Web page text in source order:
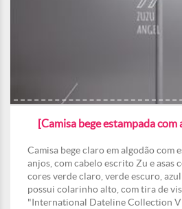
[Camisa bege estampada com
Camisa bege claro em algodão com
anjos, com cabelo escrito Zu e asas
cores verde claro, verde escuro,
possui colarinho alto, com tira de
"International Dateline Collection